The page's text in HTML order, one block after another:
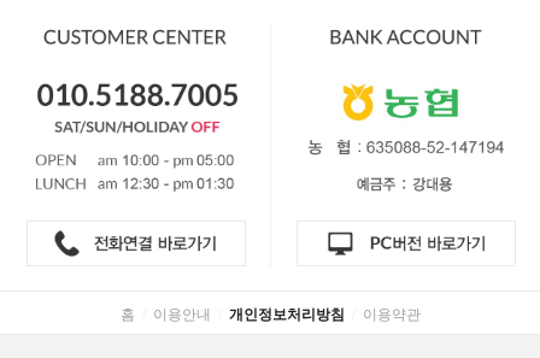
홈 이용안내 개인정보처리방침 이용약관